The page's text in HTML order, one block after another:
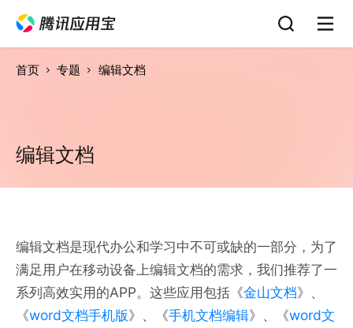
首页 专题 编辑文档
编辑文档
编辑文档是现代办公和学习中不可或缺的一部分，为了
满足用户在移动设备上编辑文档的需求，我们推荐了一
系列高效实用的APP。这些应用包括《金山文档》、
《word文档手机版》、《手机文档编辑》、《word文